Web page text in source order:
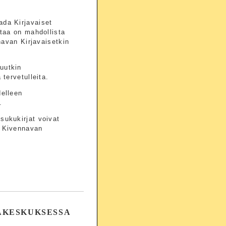
Kirjavaiset
on mahdollista
Kirjavaisetkin
voivat